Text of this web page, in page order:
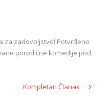
za zadovoljstvo! Potvrđeno
porodične komedije pod
Kompletan Članak